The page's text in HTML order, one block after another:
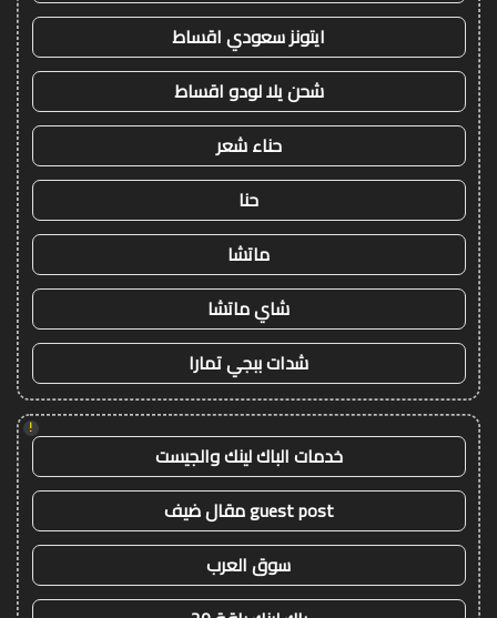
ايتونز سعودي اقساط
شحن يلا لودو اقساط
حناء شعر
حنا
ماتشا
شاي ماتشا
شدات ببجي تمارا
!
خدمات الباك لينك والجيست
guest post مقال ضيف
سوق العرب